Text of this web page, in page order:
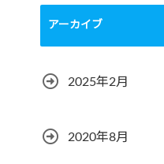
アーカイブ
2025年2月
2020年8月